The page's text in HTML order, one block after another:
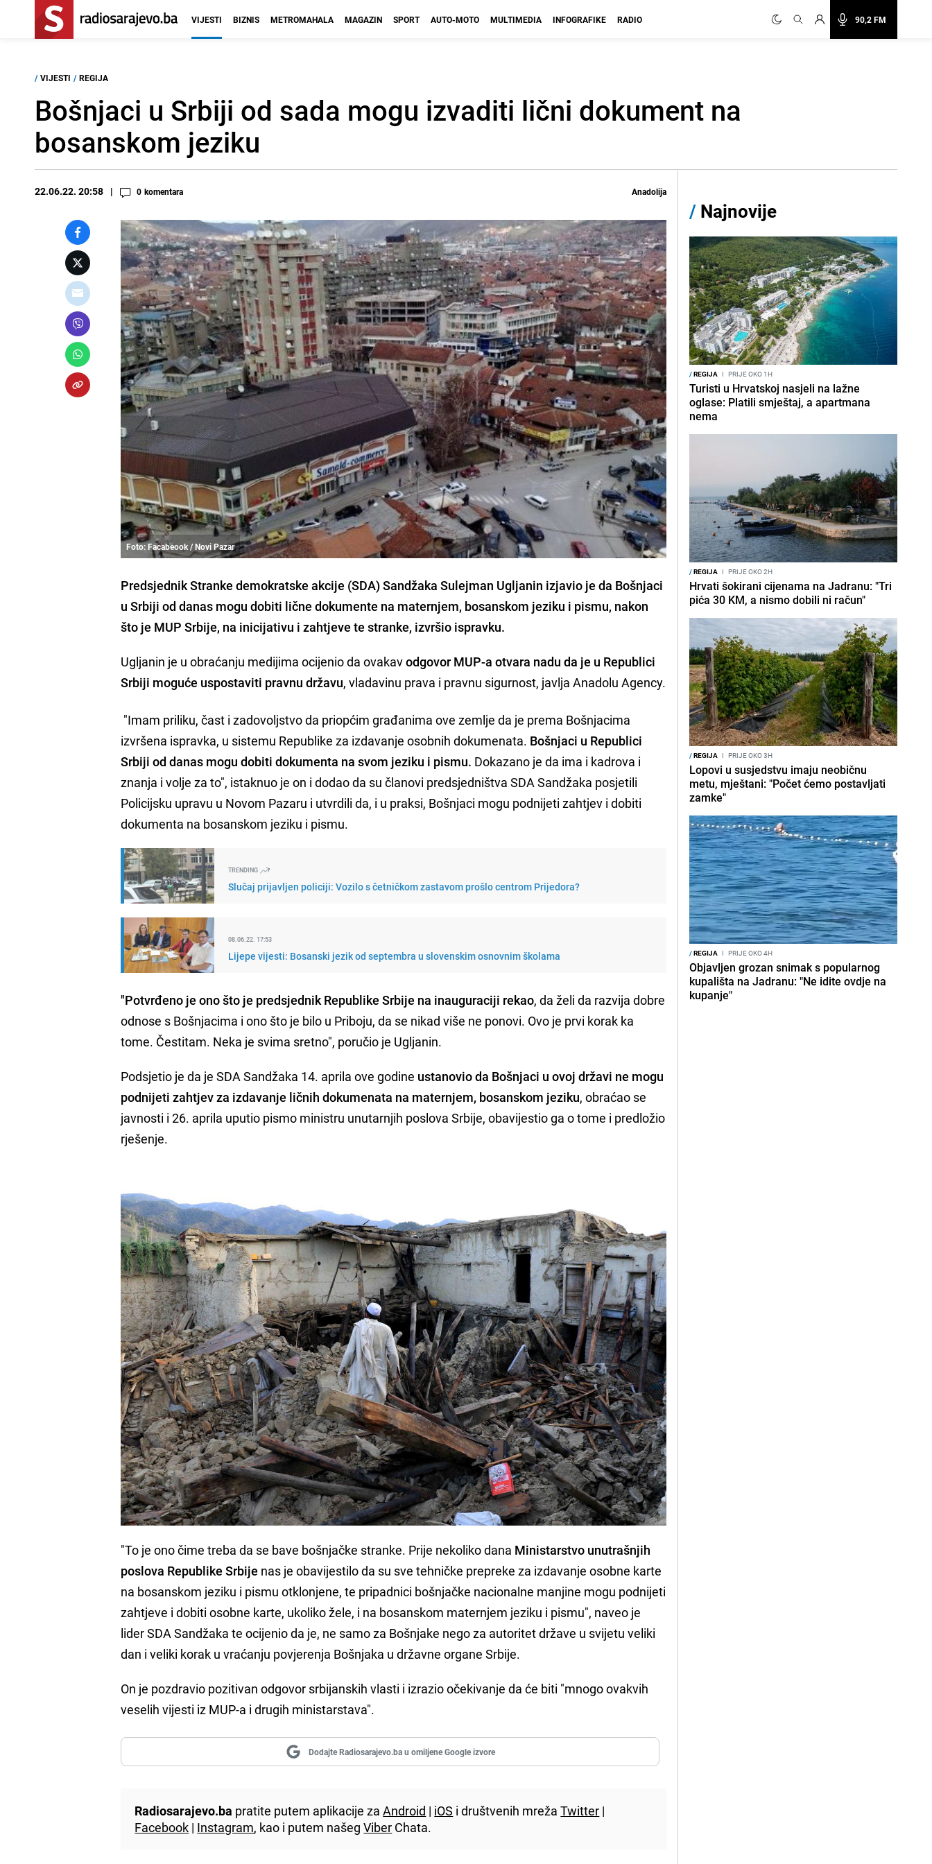
90,2 FM
VIJESTI BIZNIS METROMAHALA MAGAZIN SPORT AUTO-MOTO MULTIMEDIA INFOGRAFIKE RADIO
/ VIJESTI / REGIJA
Bošnjaci u Srbiji od sada mogu izvaditi lični dokument na
bosanskom jeziku
22.06.22. 20:58 0 komentara Anadolija
Foto: Facabeook / Novi Pazar
Predsjednik Stranke demokratske akcije (SDA) Sandžaka Sulejman Ugljanin izjavio je da Bošnjaci
u Srbiji od danas mogu dobiti lične dokumente na maternjem, bosanskom jeziku i pismu, nakon
što je MUP Srbije, na inicijativu i zahtjeve te stranke, izvršio ispravku.
Ugljanin je u obraćanju medijima ocijenio da ovakavodgovor MUP-a otvara nadu da je u Republici
Srbiji moguće uspostaviti pravnu državu, vladavinu prava i pravnu sigurnost, javlja Anadolu Agency.
"Imam priliku, čast i zadovoljstvo da priopćim građanima ove zemlje da je prema Bošnjacima
izvršena ispravka, u sistemu Republike za izdavanje osobnih dokumenata. Bošnjaci u Republici
Srbiji od danas mogu dobiti dokumenta na svom jeziku i pismu. Dokazano je da ima i kadrova i
znanja i volje za to", istaknuo je on i dodao da su članovi predsjedništva SDA Sandžaka posjetili
Policijsku upravu u Novom Pazaru i utvrdili da, i u praksi, Bošnjaci mogu podnijeti zahtjev i dobiti
dokumenta na bosanskom jeziku i pismu.
TRENDING
Slučaj prijavljen policiji: Vozilo s četničkom zastavom prošlo centrom Prijedora?
08.06.22. 17:53
Lijepe vijesti: Bosanski jezik od septembra u slovenskim osnovnim školama
"Potvrđeno je ono što je predsjednik Republike Srbije na inauguraciji rekao, da želi da razvija dobre
odnose s Bošnjacima i ono što je bilo u Priboju, da se nikad više ne ponovi. Ovo je prvi korak ka
tome. Čestitam. Neka je svima sretno", poručio je Ugljanin.
Podsjetio je da je SDA Sandžaka 14. aprila ove godine ustanovio da Bošnjaci u ovoj državi ne mogu
podnijeti zahtjev za izdavanje ličnih dokumenata na maternjem, bosanskom jeziku, obraćao se
javnosti i 26. aprila uputio pismo ministru unutarnjih poslova Srbije, obavijestio ga o tome i predložio
rješenje.
"To je ono čime treba da se bave bošnjačke stranke. Prije nekoliko dana Ministarstvo unutrašnjih
poslova Republike Srbije nas je obavijestilo da su sve tehničke prepreke za izdavanje osobne karte
na bosanskom jeziku i pismu otklonjene, te pripadnici bošnjačke nacionalne manjine mogu podnijeti
zahtjeve i dobiti osobne karte, ukoliko žele, i na bosanskom maternjem jeziku i pismu", naveo je
lider SDA Sandžaka te ocijenio da je, ne samo za Bošnjake nego za autoritet države u svijetu veliki
dan i veliki korak u vraćanju povjerenja Bošnjaka u državne organe Srbije.
On je pozdravio pozitivan odgovor srbijanskih vlasti i izrazio očekivanje da će biti "mnogo ovakvih
veselih vijesti iz MUP-a i drugih ministarstava".
Dodajte Radiosarajevo.ba u omiljene Google izvore
Radiosarajevo.ba pratite putem aplikacije zaAndroid | iOS i društvenih mrežaTwitter |
Facebook | Instagram, kao i putem našegViber Chata.
/ Najnovije
/REGIJA I PRIJE OKO 1H
Turisti u Hrvatskoj nasjeli na lažne
oglase: Platili smještaj, a apartmana
nema
/REGIJA I PRIJE OKO 2H
Hrvati šokirani cijenama na Jadranu: "Tri
pića 30 KM, a nismo dobili ni račun"
/REGIJA I PRIJE OKO 3H
Lopovi u susjedstvu imaju neobičnu
metu, mještani: "Počet ćemo postavljati
zamke"
/REGIJA I PRIJE OKO 4H
Objavljen grozan snimak s popularnog
kupališta na Jadranu: "Ne idite ovdje na
kupanje"